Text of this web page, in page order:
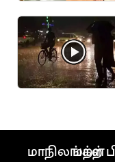
மாநிலங்கள்
மற்ற